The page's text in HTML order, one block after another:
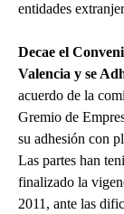
entidades
Decae el
Valencia y se
acuerdo de la
Gremio de
su adhesión con
Las partes han
finalizado la
2011, ante las